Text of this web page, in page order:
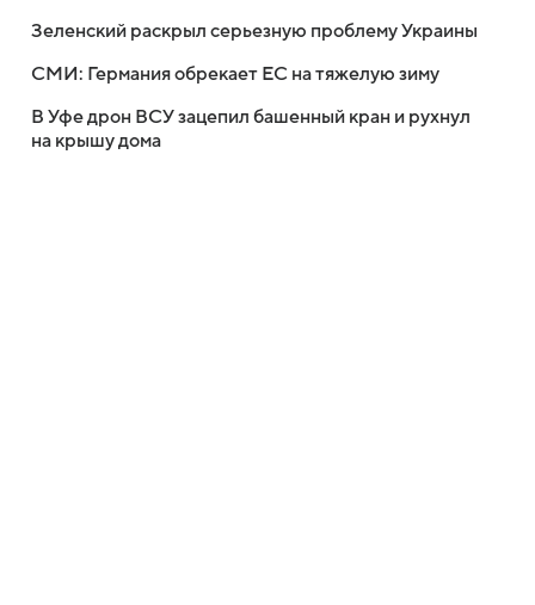
Зеленский раскрыл серьезную проблему Украины
СМИ: Германия обрекает ЕС на тяжелую зиму
В Уфе дрон ВСУ зацепил башенный кран и рухнул
на крышу дома